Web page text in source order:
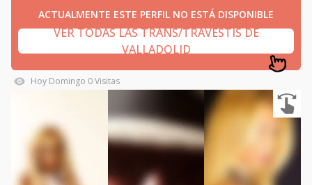
ACTUALMENTE ESTE PERFIL NO ESTÁ DISPONIBLE
VER TODAS LAS TRANS/TRAVESTIS DE
VALLADOLID
Hoy Domingo 0Visitas